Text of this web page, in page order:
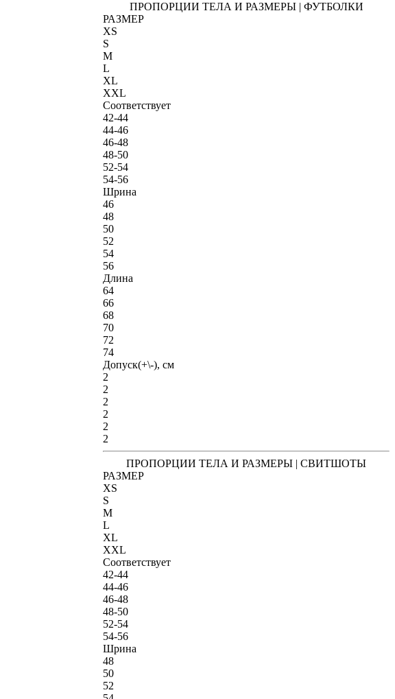
ПРОПОРЦИИ ТЕЛА И РАЗМЕРЫ | ФУТБОЛКИ
РАЗМЕР
XS
S
M
L
XL
XXL
Соответствует
42-44
44-46
46-48
48-50
52-54
54-56
Шрина
46
48
50
52
54
56
Длина
64
66
68
70
72
74
Допуск(+\-), см
2
2
2
2
2
2
ПРОПОРЦИИ ТЕЛА И РАЗМЕРЫ | СВИТШОТЫ
РАЗМЕР
XS
S
M
L
XL
XXL
Соответствует
42-44
44-46
46-48
48-50
52-54
54-56
Шрина
48
50
52